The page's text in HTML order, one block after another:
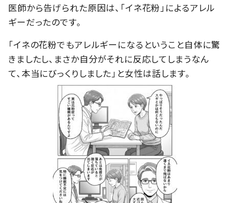
医師から告げられた原因は、「イネ花粉」によるアレル
ギーだったのです。
「イネの花粉でもアレルギーになるということ自体に驚
きましたし、まさか自分がそれに反応してしまうなん
て、本当にびっくりしました」と女性は話します。